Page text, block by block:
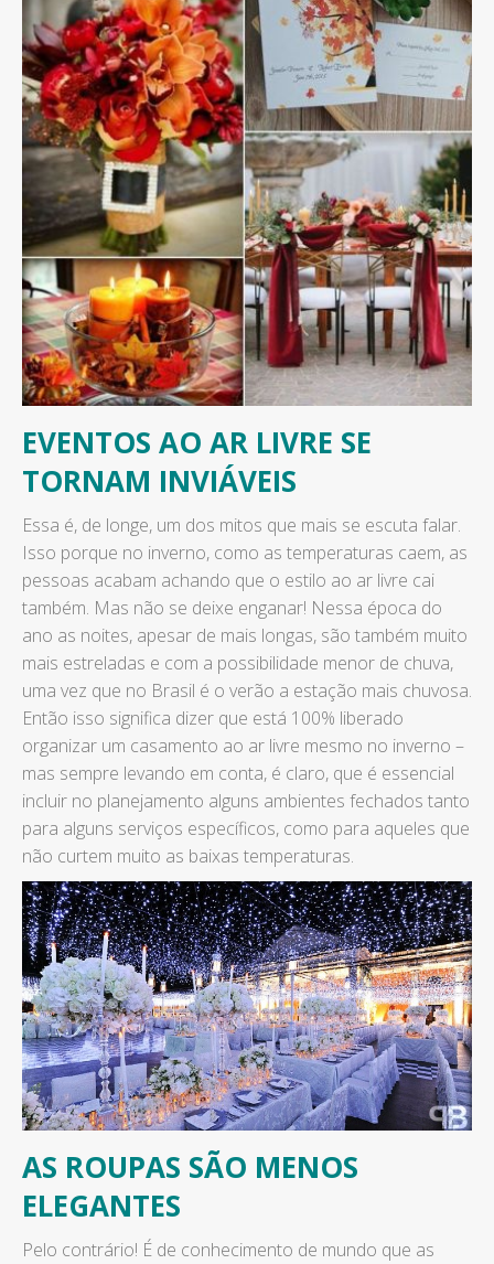
EVENTOS AO AR LIVRE SE
TORNAM INVIÁVEIS
Essa é, de longe, um dos mitos que mais se escuta falar.
Isso porque no inverno, como as temperaturas caem, as
pessoas acabam achando que o estilo ao ar livre cai
também. Mas não se deixe enganar! Nessa época do
ano as noites, apesar de mais longas, são também muito
mais estreladas e com a possibilidade menor de chuva,
uma vez que no Brasil é o verão a estação mais chuvosa.
Então isso significa dizer que está 100% liberado
organizar um casamento ao ar livre mesmo no inverno –
mas sempre levando em conta, é claro, que é essencial
incluir no planejamento alguns ambientes fechados tanto
para alguns serviços específicos, como para aqueles que
não curtem muito as baixas temperaturas.
AS ROUPAS SÃO MENOS
ELEGANTES
Pelo contrário! É de conhecimento de mundo que as